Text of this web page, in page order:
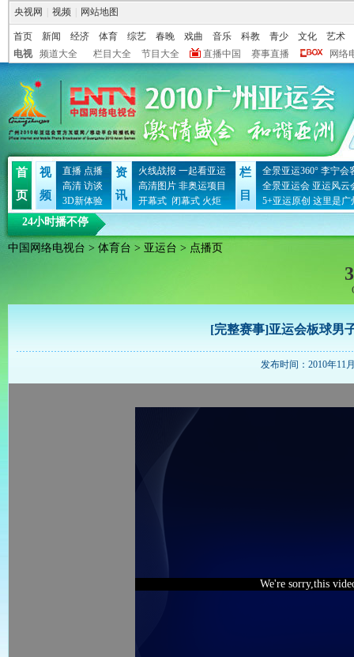
央视网 视频 网站地图
首页 新闻 经济 体育 综艺 春晚 戏曲 音乐 科教 青少 文化
艺术
电视
频道大全 栏目大全 节目大全 直播中国 赛事直播 网络
首
页
视
频
直播 点播
高清 访谈
3D新体验
资
讯
火线战报 一起看亚运
高清图片 非奥运项目
开幕式 闭幕式 火炬
栏
目
全景亚运360° 李宁会
全景亚运会 亚运风云
5+亚运原创 这里是广
24小时播不停
中国网络电视台 > 体育台 > 亚运台 > 点播页
[完整赛事]亚运会板球男
发布时间：2010年11
We're sorry,this